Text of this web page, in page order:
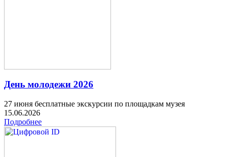
День молодежи 2026
27 июня бесплатные экскурсии по площадкам музея
15.06.2026
Подробнее